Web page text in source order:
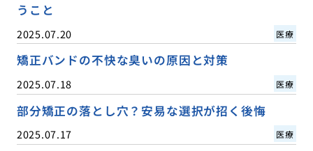
うこと
2025.07.20 医療
矯正バンドの不快な臭いの原因と対策
2025.07.18 医療
部分矯正の落とし穴？安易な選択が招く後悔
2025.07.17 医療